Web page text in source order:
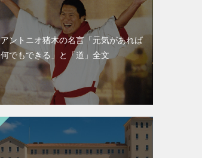
アントニオ猪木の名言「元気があれば
何でもできる」と「道」全文